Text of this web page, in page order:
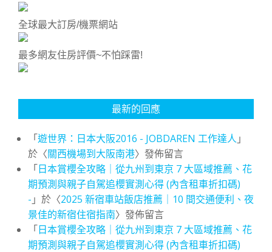
全球最大訂房/機票網站
最多網友住房評價~不怕踩雷!
最新的回應
「遊世界：日本大阪2016 - JOBDAREN 工作達人 」
於〈關西機場到大阪南港〉發佈留言
「日本賞櫻全攻略｜從九州到東京 7 大區域推薦、花
期預測與親子自駕追櫻實測心得 (內含租車折扣碼)
- 」於〈2025 新宿車站飯店推薦｜10 間交通便利、夜
景佳的新宿住宿指南〉發佈留言
「日本賞櫻全攻略｜從九州到東京 7 大區域推薦、花
期預測與親子自駕追櫻實測心得 (內含租車折扣碼)